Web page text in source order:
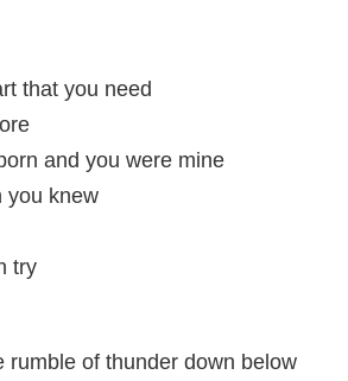
that you need
and you were mine
you knew
try
rumble of thunder down below